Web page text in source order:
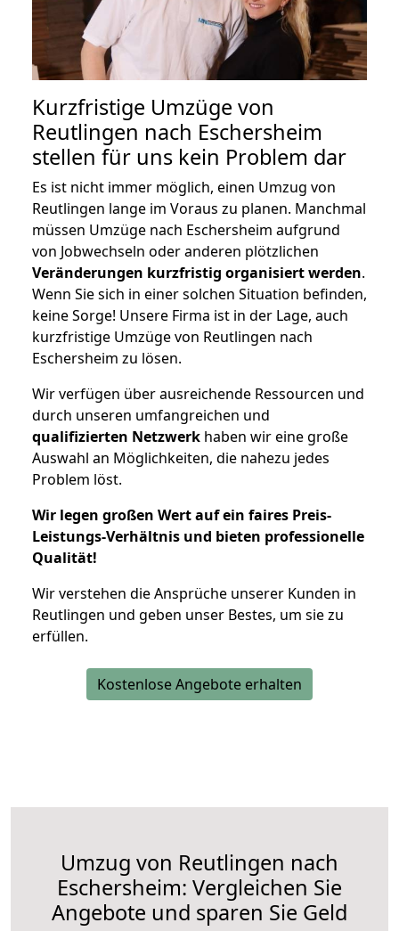
Kurzfristige Umzüge von
Reutlingen nach Eschersheim
stellen für uns kein Problem dar
Es ist nicht immer möglich, einen Umzug von
Reutlingen lange im Voraus zu planen. Manchmal
müssen Umzüge nach Eschersheim aufgrund
von Jobwechseln oder anderen plötzlichen
Veränderungen kurzfristig organisiert werden.
Wenn Sie sich in einer solchen Situation befinden,
keine Sorge! Unsere Firma ist in der Lage, auch
kurzfristige Umzüge von Reutlingen nach
Eschersheim zu lösen.
Wir verfügen über ausreichende Ressourcen und
durch unseren umfangreichen und
qualifizierten Netzwerk haben wir eine große
Auswahl an Möglichkeiten, die nahezu jedes
Problem löst.
Wir legen großen Wert auf ein faires Preis-
Leistungs-Verhältnis und bieten professionelle
Qualität!
Wir verstehen die Ansprüche unserer Kunden in
Reutlingen und geben unser Bestes, um sie zu
erfüllen.
Kostenlose Angebote erhalten
Umzug von Reutlingen nach
Eschersheim: Vergleichen Sie
Angebote und sparen Sie Geld